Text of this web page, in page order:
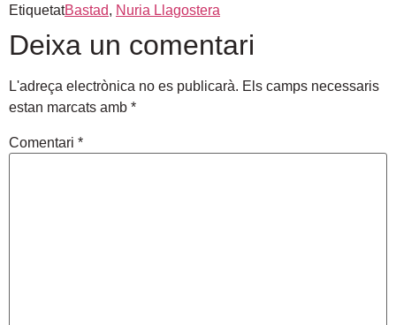
EtiquetatBastad, Nuria Llagostera
Deixa un comentari
L'adreça electrònica no es publicarà. Els camps necessaris
estan marcats amb *
Comentari *